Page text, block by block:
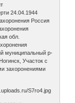
24.04.1944
Россия
обл.
муниципальный р-
Участок с
захоронениями